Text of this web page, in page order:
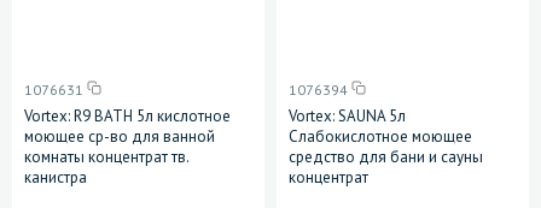
1076631
Vortex: R9 BATH 5л кислотное
моющее ср-во для ванной
комнаты концентрат тв.
канистра
1076394
Vortex: SAUNA 5л
Слабокислотное моющее
средство для бани и сауны
концентрат